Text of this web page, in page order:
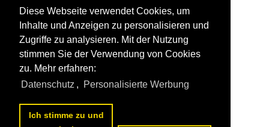
Diese Webseite verwendet Cookies, um
Inhalte und Anzeigen zu personalisieren und
Zugriffe zu analysieren. Mit der Nutzung
stimmen Sie der Verwendung von Cookies
zu. Mehr erfahren:
Datenschutz , Personalisierte Werbung
Ich stimme zu und